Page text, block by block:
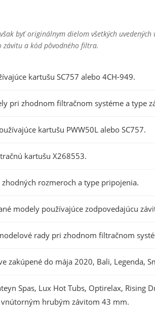
byť originálnym dielom všetkých
závitu a kód pôvodného filtra.
kartušu SC757 alebo 4CH-949.
pri zhodnom filtračnom systéme a type
kartušu PWW50L alebo SC757.
kartušu X268553.
rozmeroch a type pripojenia.
modely používajúce zodpovedajúcu
rady pri zhodnom filtračnom
zakúpené do mája 2020, Bali, Legenda,
Spas, Lux Hot Tubs, Optirelax, Rising
hrubým závitom 43 mm.